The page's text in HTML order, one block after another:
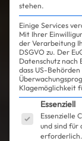
stehen.
Einige Services
Mit Ihrer
der Verarbeitung
DSGVO zu. Der
Datenschutz nach
dass US-
Klagemöglichkeit
Es folgt eine
Essenziell
Essenzielle
und sind für
erforderlich.